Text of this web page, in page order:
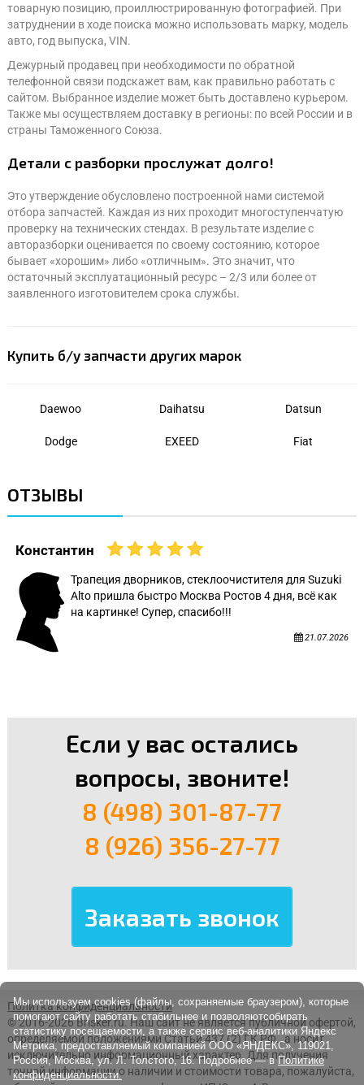
товарную позицию, проиллюстрированную фотографией. При
затруднении в ходе поиска можно использовать марку, модель
авто, год выпуска, VIN.
Дежурный продавец при необходимости по обратной
телефонной связи подскажет вам, как правильно работать с
сайтом. Выбранное изделие может быть доставлено курьером.
Также мы осуществляем доставку в регионы: по всей России и в
страны Таможенного Союза.
Детали с разборки прослужат долго!
Это утверждение обусловлено построенной нами системой
отбора запчастей. Каждая из них проходит многоступенчатую
проверку на технических стендах. В результате изделие с
авторазборки оценивается по своему состоянию, которое
бывает «хорошим» либо «отличным». Это значит, что
остаточный эксплуатационный ресурс – 2/3 или более от
заявленного изготовителем срока службы.
Купить б/у запчасти других марок
Daewoo Daihatsu Datsun
Dodge EXEED Fiat
ОТЗЫВЫ
Константин
Трапеция дворников, стеклоочистителя для Suzuki
Alto пришла быстро Москва Ростов 4 дня, всё как
на картинке! Супер, спасибо!!!
21.07.2026
Если у вас остались
вопросы, звоните!
8 (498) 301-87-77
8 (926) 356-27-77
Политка конфиденциальности
© 2016-2026 Brisker.ru.Наш сайт не является публичной офертой,
определяемой положениями Статьи 437 (2) ГК РФ., а носит
исключительно информационный характер. Для получения
точной информации о наличии и стоимости товара, пожалуйста,
Мы используем cookies (файлы, сохраняемые браузером), которые
помогают сайту работать стабильнее и позволяютсобирать
статистику посещаемости, а также сервис веб-аналитики Яндекс
Метрика, предоставляемый компанией ООО «ЯНДЕКС», 119021,
Россия, Москва, ул. Л. Толстого, 16. Подробнее — в Политике
конфиденциальности.